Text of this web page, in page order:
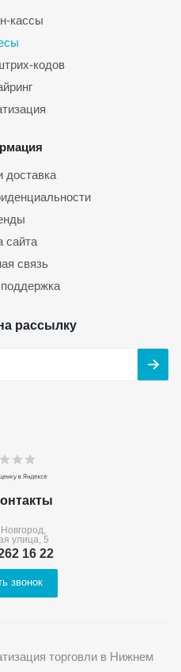
кассы
кодов
доставка
сайта
связь
рассылку
улица, 5
16 22
звонок
торговли в Нижнем